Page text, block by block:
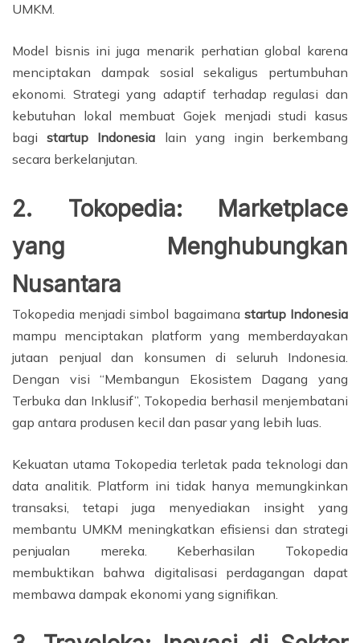
UMKM.
Model bisnis ini juga menarik perhatian global karena
menciptakan dampak sosial sekaligus pertumbuhan
ekonomi. Strategi yang adaptif terhadap regulasi dan
kebutuhan lokal membuat Gojek menjadi studi kasus
bagistartup Indonesia lain yang ingin berkembang
secara berkelanjutan.
2. Tokopedia: Marketplace
yang Menghubungkan
Nusantara
Tokopedia menjadi simbol bagaimana startup Indonesia
mampu menciptakan platform yang memberdayakan
jutaan penjual dan konsumen di seluruh Indonesia.
Dengan visi “Membangun Ekosistem Dagang yang
Terbuka dan Inklusif”, Tokopedia berhasil menjembatani
gap antara produsen kecil dan pasar yang lebih luas.
Kekuatan utama Tokopedia terletak pada teknologi dan
data analitik. Platform ini tidak hanya memungkinkan
transaksi, tetapi juga menyediakan insight yang
membantu UMKM meningkatkan efisiensi dan strategi
penjualan mereka. Keberhasilan Tokopedia
membuktikan bahwa digitalisasi perdagangan dapat
membawa dampak ekonomi yang signifikan.